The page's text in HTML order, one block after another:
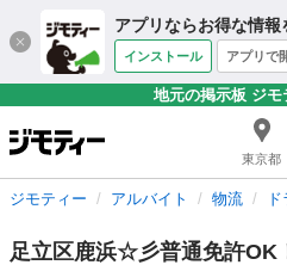
アプリならお得な情報
インストール アプリで
地元の掲示板 ジ
東京都
ジモティー アルバイト 物流
足立区鹿浜☆彡普通免許OK